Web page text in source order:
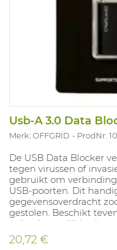
Usb-A 3.0 Data
Merk: OFFGRID ProdNr.
De USB Data Blocker
tegen virussen of
gebruikt om
USB-poorten. Dit
gegevensoverdracht
gestolen. Beschikt
oplaadmogelijkheden.
20,72 €